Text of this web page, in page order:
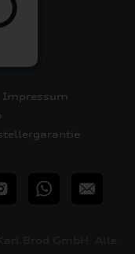
Impressum
WhatsApp
E-